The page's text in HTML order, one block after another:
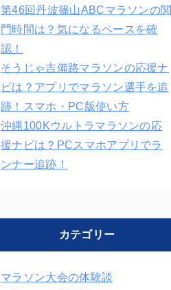
第46回丹波篠山ABCマラソンの関
門時間は？気になるペースを確
認！
そうじゃ吉備路マラソンの応援ナ
ビは？アプリでマラソン選手を追
跡！スマホ・PC版使い方
沖縄100Kウルトラマラソンの応
援ナビは？PCスマホアプリでラ
ンナー追跡！
カテゴリー
マラソン大会の体験談